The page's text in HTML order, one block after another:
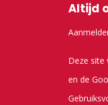
Altijd
Deze site
en de